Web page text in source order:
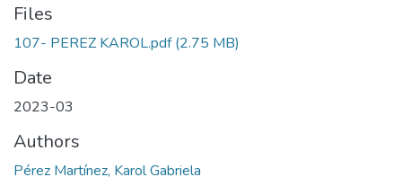
Files
107- PEREZ KAROL.pdf(2.75 MB)
Date
2023-03
Authors
Pérez Martínez, Karol Gabriela